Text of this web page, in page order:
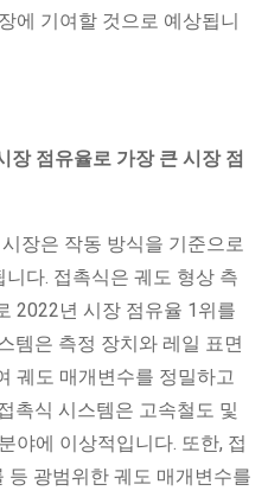
에 기여할 것으로 예상됩니
장 점유율로 가장 큰 시장 점
장은 작동 방식을 기준으로
다. 접촉식은 궤도 형상 측
2022년 시장 점유율 1위를
템은 측정 장치와 레일 표면
궤도 매개변수를 정밀하고
촉식 시스템은 고속철도 및
야에 이상적입니다. 또한, 접
등 광범위한 궤도 매개변수를